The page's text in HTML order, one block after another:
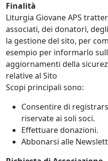
Finalità
Liturgia Giovane APS
associati, dei donatori,
la gestione del sito, per
esempio per informarlo
aggiornamenti della
relative al Sito
Scopi principali sono:
Consentire di
riservate ai soli soci.
Effettuare donazioni.
Abbonarsi alle